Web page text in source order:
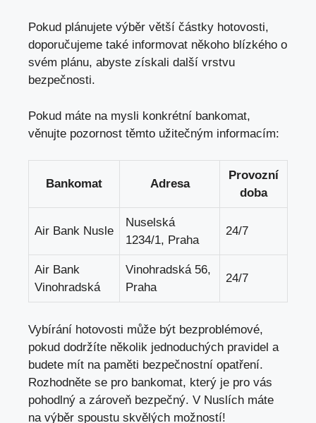
Pokud plánujete výběr větší částky hotovosti,
doporučujeme také informovat někoho blízkého o
svém plánu, abyste získali další vrstvu
bezpečnosti.
Pokud máte na mysli konkrétní bankomat,
věnujte pozornost těmto užitečným informacím:
Bankomat Adresa
Provozní
doba
Air Bank Nusle
Nuselská
1234/1, Praha
24/7
Air Bank
Vinohradská
Vinohradská 56,
Praha
24/7
Vybírání hotovosti může být bezproblémové,
pokud dodržíte několik jednoduchých pravidel a
budete mít na paměti bezpečnostní opatření.
Rozhodněte se pro bankomat, který je pro vás
pohodlný a zároveň bezpečný. V Nuslích máte
na výběr spoustu skvělých možností!